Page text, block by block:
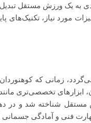
به یک ورزش مستقل
مورد نیاز، تکنیک‌های
زمانی که
ابزارهای تخصصی‌تری
فنی و آمادگی